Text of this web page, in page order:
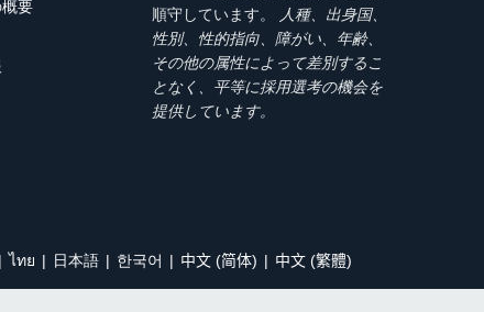
要
順守しています。
人種、出身国、
性別、性的指向、障がい、年齢、
その他の属性によって差別するこ
となく、平等に採用選考の機会を
提供しています。
ไทย 日本語 한국어 中文 (简体) 中文 (繁體)